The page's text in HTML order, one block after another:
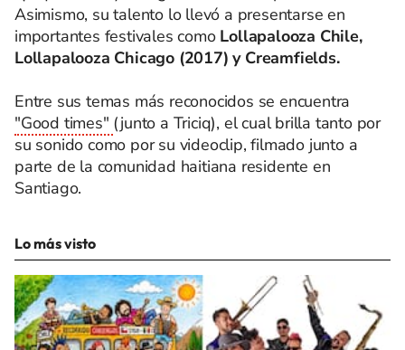
Asimismo, su talento lo llevó a presentarse en
importantes festivales como Lollapalooza Chile,
Lollapalooza Chicago (2017) y Creamfields.
Entre sus temas más reconocidos se encuentra
"Good times" (junto a Triciq), el cual brilla tanto por
su sonido como por su videoclip, filmado junto a
parte de la comunidad haitiana residente en
Santiago.
Lo más visto